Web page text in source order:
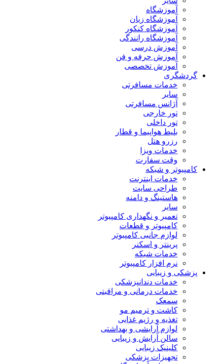
آموزشگاه
آموزشگاه زبان
آموزشگاه کنکور
آموزشگاه رانندگی
آموزش درسی
آموزش حرفه و فن
آموزش تخصصی
گردشگری
خدمات مسافرتی
سایر
آژانس مسافرتی
تور خارجی
تور داخلی
بلیط هواپیما و قطار
رزرو هتل
خدمات ویزا
وقت سفارت
کامپیوتر و شبکه
خدمات اینترنت
طراحی سایت
هاستینگ و دامنه
سایر
تعمیر و نگهداری کامپیوتر
کامپیوتر و قطعات
لوازم جانبی کامپیوتر
پرینتر و اسکنر
خدمات شبکه
نرم افزار کامپیوتر
پزشکی و زیبایی
خدمات دندانپزشکی
خدمات درمانی و مراقبتی
سمعک
کاشت و ترمیم مو
تغذیه و رژیم غذایی
لوازم آرایشی و بهداشتی
سالن آرایش و زیبایی
کلینیک زیبایی
تجهیزات پزشکی